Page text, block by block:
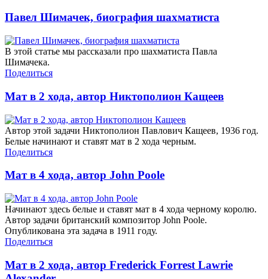
Павел Шимачек, биография шахматиста
В этой статье мы рассказали про шахматиста Павла
Шимачека.
Поделиться
Мат в 2 хода, автор Никтополион Кащеев
Автор этой задачи Никтополион Павлович Кащеев, 1936 год.
Белые начинают и ставят мат в 2 хода черным.
Поделиться
Мат в 4 хода, автор John Poole
Начинают здесь белые и ставят мат в 4 хода черному королю.
Автор задачи британский композитор John Poole.
Опубликована эта задача в 1911 году.
Поделиться
Мат в 2 хода, автор Frederick Forrest Lawrie